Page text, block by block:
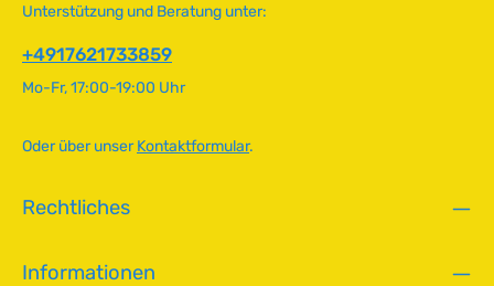
Unterstützung und Beratung unter:
+4917621733859
Mo-Fr, 17:00-19:00 Uhr
Oder über unserKontaktformular.
Rechtliches
Informationen